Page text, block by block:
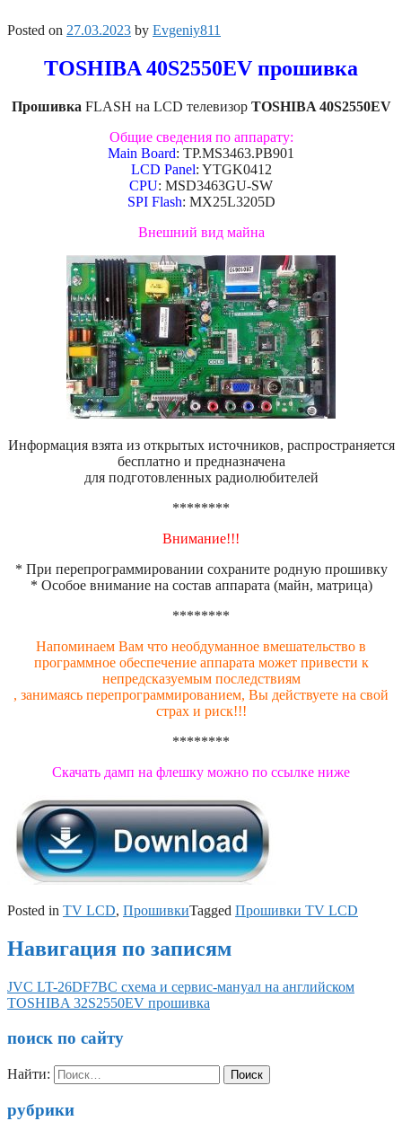
Posted on 27.03.2023 by Evgeniy811
TOSHIBA 40S2550EV прошивка
Прошивка FLASH на LCD телевизор TOSHIBA 40S2550EV
Общие сведения по аппарату:
Main Board: TP.MS3463.PB901
LCD Panel: YTGK0412
CPU: MSD3463GU-SW
SPI Flash: MX25L3205D
Внешний вид майна
Информация взята из открытых источников, распространяется
бесплатно и предназначена
для подготовленных радиолюбителей
********
Внимание!!!
* При перепрограммировании сохраните родную прошивку
* Особое внимание на состав аппарата (майн, матрица)
********
Напоминаем Вам что необдуманное вмешательство в
программное обеспечение аппарата может привести к
непредсказуемым последствиям
, занимаясь перепрограммированием, Вы действуете на свой
страх и риск!!!
********
Скачать дамп на флешку можно по ссылке ниже
Posted in TV LCD, ПрошивкиTagged Прошивки TV LCD
Навигация по записям
JVC LT-26DF7BC схема и сервис-мануал на английском
TOSHIBA 32S2550EV прошивка
поиск по сайту
Найти:
рубрики